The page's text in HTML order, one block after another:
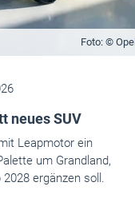
Foto: © Opel
neues SUV
Leapmotor ein
um Grandland,
ergänzen soll.